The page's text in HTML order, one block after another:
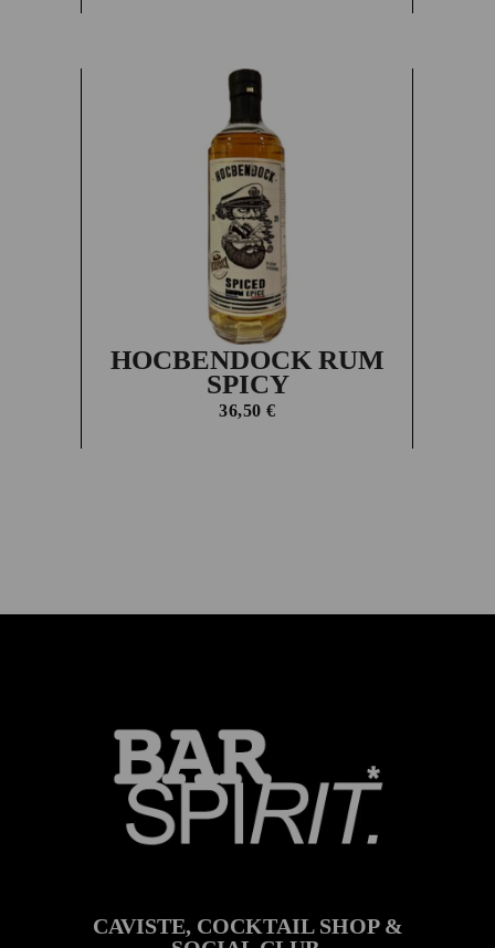
HOCBENDOCK RUM
SPICY
36,50€
CAVISTE, COCKTAIL SHOP &